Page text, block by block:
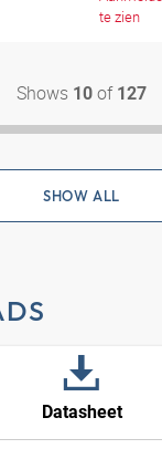
te zien
Shows 10 of 127
SHOW ALL
Datasheet